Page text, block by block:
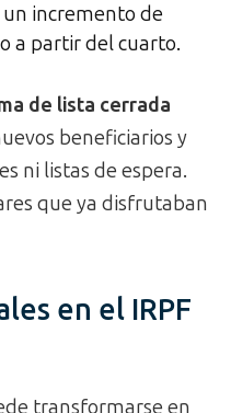
un incremento de
a partir del cuarto.
de lista cerrada
beneficiarios y
ni listas de espera.
que ya disfrutaban
en el IRPF
transformarse en